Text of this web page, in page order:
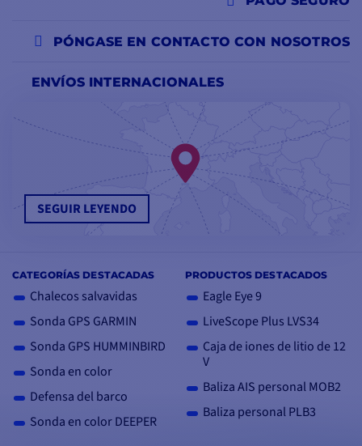
CATEGORÍAS DESTACADAS
Chalecos salvavidas
Sonda GPS GARMIN
Sonda GPS HUMMINBIRD
Sonda en color
Defensa del barco
Sonda en color DEEPER
PRODUCTOS DESTACADOS
Eagle Eye 9
LiveScope Plus LVS34
Caja de iones de litio de 12
V
Baliza AIS personal MOB2
Baliza personal PLB3
ENVÍOS INTERNACIONALES
SEGUIR LEYENDO
PÓNGASE EN CONTACTO CON NOSOTROS